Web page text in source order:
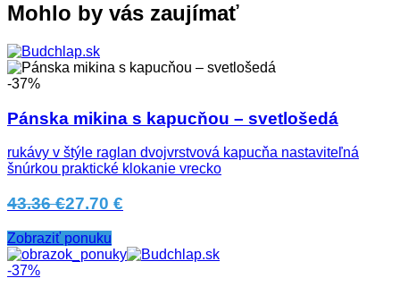
Mohlo by vás zaujímať
-37%
Pánska mikina s kapucňou – svetlošedá
rukávy v štýle raglan dvojvrstvová kapucňa nastaviteľná
šnúrkou praktické klokanie vrecko
43.36 €27.70 €
Zobraziť ponuku
-37%